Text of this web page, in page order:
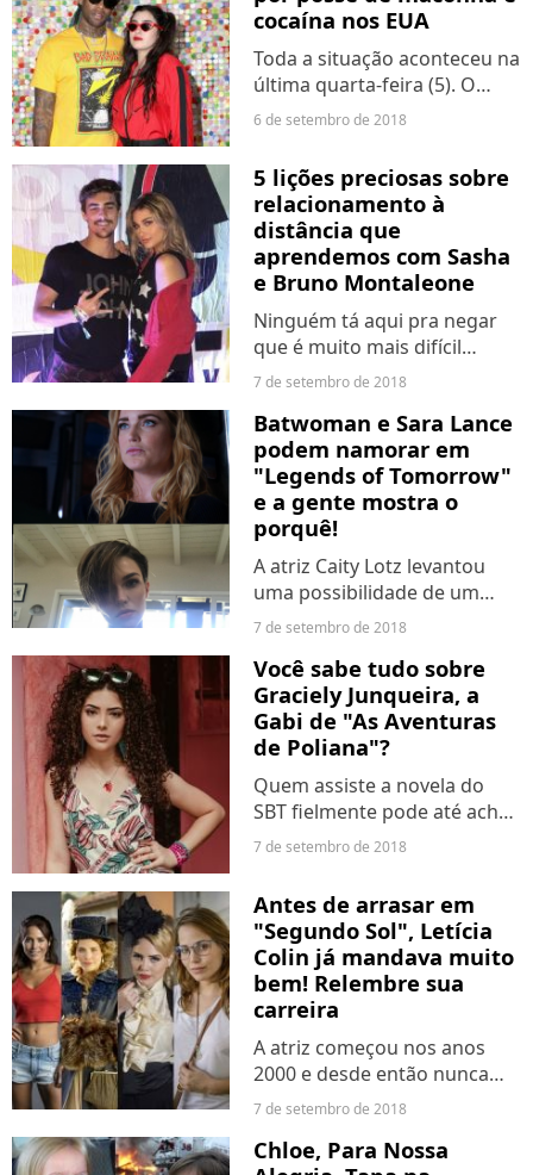
momento...
cocaína nos EUA
Toda a situação aconteceu na
última quarta-feira (5). O
rapper Ty Dolla Sign ia se
naquela noite, mas seu carro
foi parado pela polícia. Foram
encontradas...
6 de setembro de 2018
5 lições preciosas sobre
relacionamento à
distância que
aprendemos com Sasha
e Bruno Montaleone
Ninguém tá aqui pra negar
que é muito mais difícil
manter um namoro com uma
dia. Mas é claro que nem
tudo é 8 ou 80, né? A filha de
Xuxa e o ator de "O...
7 de setembro de 2018
Batwoman e Sara Lance
podem namorar em
"Legends of Tomorrow"
e a gente mostra o
porquê!
A atriz Caity Lotz levantou
uma possibilidade de um
envolvimento entre as duas
expectativa na vida dos fãs.
Sara está numa relação com
Ava Sharpe (Jes Macallan)...
7 de setembro de 2018
Você sabe tudo sobre
Graciely Junqueira, a
Gabi de "As Aventuras
de Poliana"?
Quem assiste a novela do
SBT fielmente pode até achar
que sabe tudo sobre a atriz,
A estrela, que também já
participou de "Cúmplices de
Um Resgate", tem...
7 de setembro de 2018
Antes de arrasar em
"Segundo Sol", Letícia
Colin já mandava muito
bem! Relembre sua
carreira
A atriz começou nos anos
2000 e desde então nunca
mais parou de trabalhar!
passou por quase todas as
7 de setembro de 2018
Chloe, Para Nossa